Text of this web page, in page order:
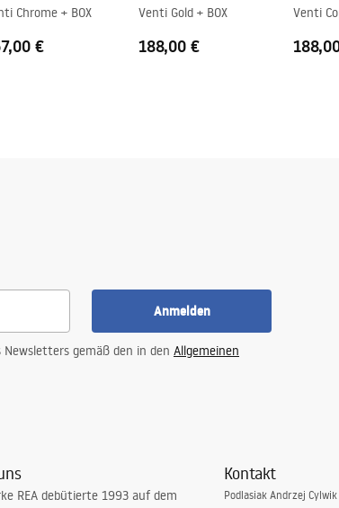
Chrome + BOX
€
Venti Gold + BOX
188,00 €
Venti
Anmelden
gemäß den in den Allgemeinen
REA debütierte 1993 auf dem
Kontakt
Podlasiak Andrzej Cylwik